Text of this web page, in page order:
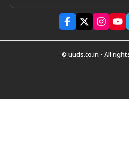
© uuds.co.in • All